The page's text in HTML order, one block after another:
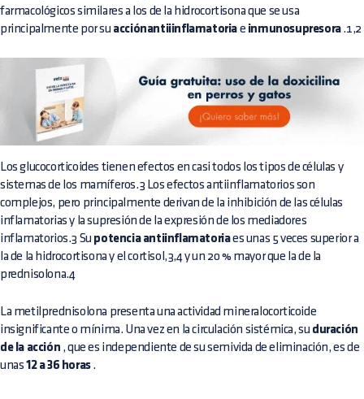
farmacológicos similares a los de la hidrocortisona que se usa
principalmente por su acciónantiiinflamatoria e inmunosupresora.1,2
Los glucocorticoides tienen efectos en casi todos los tipos de células y
sistemas de los mamíferos.3 Los efectos antiinflamatorios son
complejos, pero principalmente derivan de la inhibición de las células
inflamatorias y la supresión de la expresión de los mediadores
inflamatorios.3 Su potencia antiinflamatoriaes unas 5 veces superior a
la de la hidrocortisona y el cortisol,3,4 y un 20 % mayor que la de la
prednisolona.4
La metilprednisolona presenta una actividad mineralocorticoide
insignificante o mínima. Una vez en la circulación sistémica, su duración
de la acción , que es independiente de su semivida de eliminación, es de
unas 12 a 36 horas.